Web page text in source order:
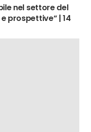
nel settore del
prospettive” | 14